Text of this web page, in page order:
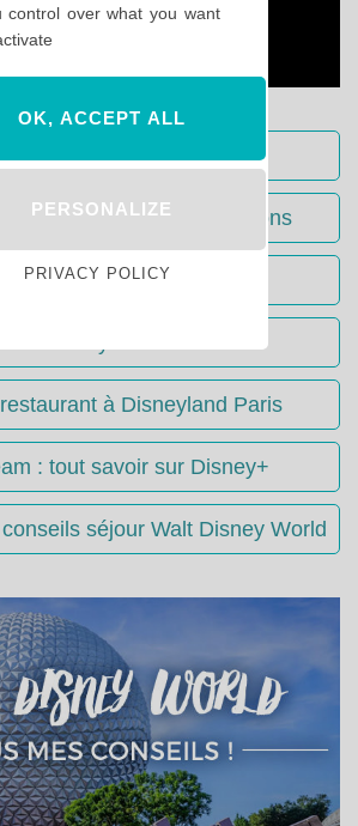
: Le guide complet
: toutes les informations
: informations
Disneyland Paris
à Disneyland Paris
: tout savoir sur Disney+
séjour Walt Disney World
control over what you want
OK, ACCEPT ALL
PERSONALIZE
PRIVACY POLICY